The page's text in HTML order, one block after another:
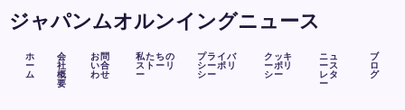
ジャパンムオルンイングニュース
ホ
ー
ム
会
社
概
要
お問
い合
わせ
私たちの
ストーリ
ー
プライバ
シーポリ
シー
クッキ
ーポリ
シー
ニュ
ース
レタ
ー
ブ
ロ
グ